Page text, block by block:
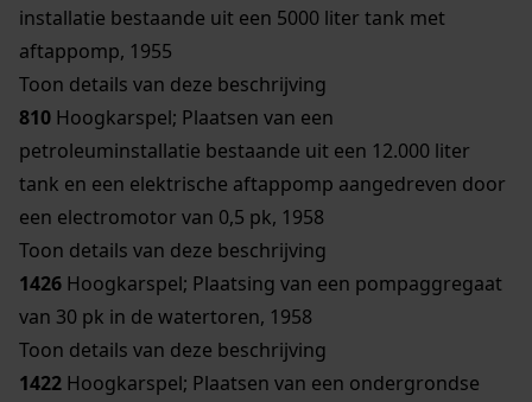
installatie bestaande uit een 5000 liter tank met
aftappomp, 1955
Toon details van deze beschrijving
810 Hoogkarspel; Plaatsen van een
petroleuminstallatie bestaande uit een 12.000 liter
tank en een elektrische aftappomp aangedreven door
een electromotor van 0,5 pk, 1958
Toon details van deze beschrijving
1426 Hoogkarspel; Plaatsing van een pompaggregaat
van 30 pk in de watertoren, 1958
Toon details van deze beschrijving
1422 Hoogkarspel; Plaatsen van een ondergrondse